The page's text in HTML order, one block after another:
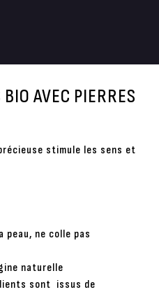
AVEC PIERRES
stimule les sens et
peau, ne colle pas
naturelle
sont issus de